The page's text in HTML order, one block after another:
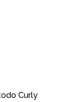
Curly